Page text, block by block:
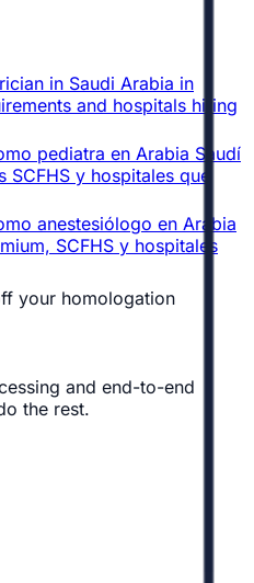
in Saudi Arabia in
and hospitals hiring
pediatra en Arabia Saudí
y hospitales que
anestesiólogo en Arabia
SCFHS y hospitales
your homologation
and end-to-end
the rest.